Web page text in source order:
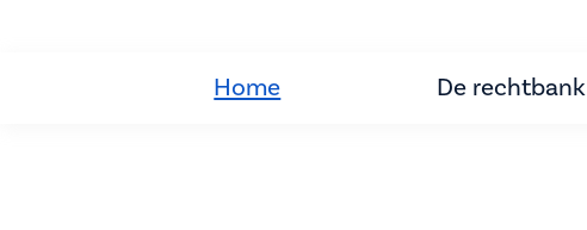
Home De rechtbank